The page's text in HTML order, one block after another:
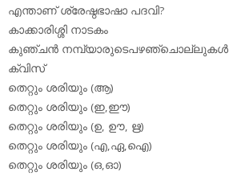
എന്താണ് ശ്രേഷ്ഠഭാഷാ പദവി?
കാക്കാരിശ്ശി നാടകം
കുഞ്ചന്‍ നമ്പ്യാരുടെപഴഞ്ചൊല്ലുകള്‍
ക്വിസ്
തെറ്റും ശരിയും (ആ)
തെറ്റും ശരിയും (ഇ,ഈ)
തെറ്റും ശരിയും (ഉ, ഊ, ഋ)
തെറ്റും ശരിയും (എ,ഏ,ഐ)
തെറ്റും ശരിയും (ഒ,ഓ)